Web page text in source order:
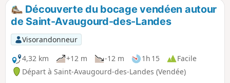
Découverte du bocage vendéen autour
de Saint-Avaugourd-des-Landes
Visorandonneur
4,32 km
+12 m -12 m 1h 15
Facile
Départ à Saint-Avaugourd-des-Landes (Vendée)